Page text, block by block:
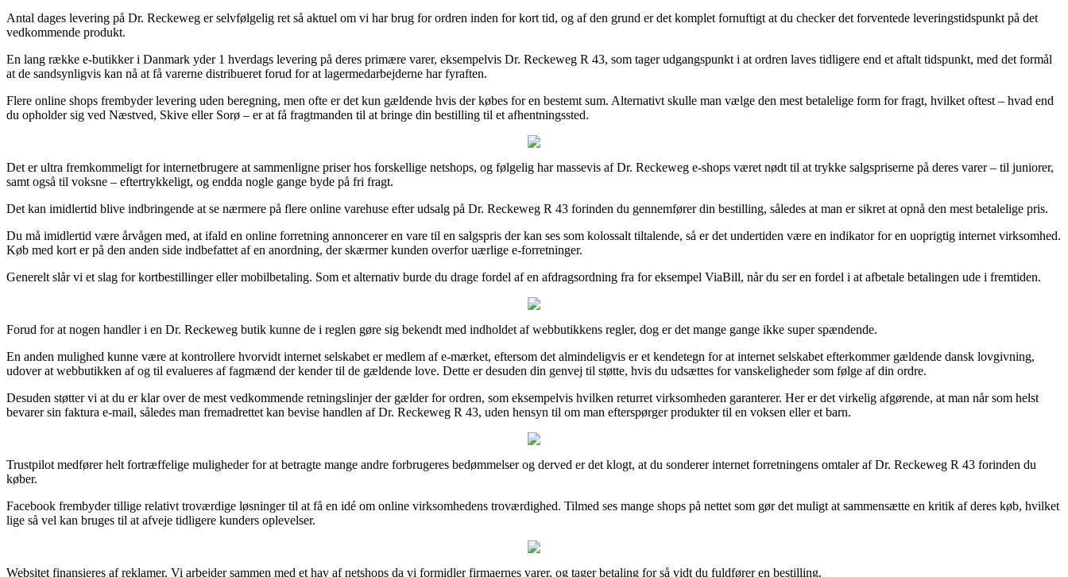
Antal dages levering på Dr. Reckeweg er selvfølgelig ret så aktuel om vi har brug for ordren inden for kort tid, og af den grund er det komplet fornuftigt at du checker det forventede leveringstidspunkt på det
vedkommende produkt.
En lang række e-butikker i Danmark yder 1 hverdags levering på deres primære varer, eksempelvis Dr. Reckeweg R 43, som tager udgangspunkt i at ordren laves tidligere end et aftalt tidspunkt, med det formål
at de sandsynligvis kan nå at få varerne distribueret forud for at lagermedarbejderne har fyraften.
Flere online shops frembyder levering uden beregning, men ofte er det kun gældende hvis der købes for en bestemt sum. Alternativt skulle man vælge den mest betalelige form for fragt, hvilket oftest – hvad end
du opholder sig ved Næstved, Skive eller Sorø – er at få fragtmanden til at bringe din bestilling til et afhentningssted.
Det er ultra fremkommeligt for internetbrugere at sammenligne priser hos forskellige netshops, og følgelig har massevis af Dr. Reckeweg e-shops været nødt til at trykke salgspriserne på deres varer – til juniorer,
samt også til voksne – eftertrykkeligt, og endda nogle gange byde på fri fragt.
Det kan imidlertid blive indbringende at se nærmere på flere online varehuse efter udsalg på Dr. Reckeweg R 43 forinden du gennemfører din bestilling, således at man er sikret at opnå den mest betalelige pris.
Du må imidlertid være årvågen med, at ifald en online forretning annoncerer en vare til en salgspris der kan ses som kolossalt tiltalende, så er det undertiden være en indikator for en uoprigtig internet virksomhed.
Køb med kort er på den anden side indbefattet af en anordning, der skærmer kunden overfor uærlige e-forretninger.
Generelt slår vi et slag for kortbestillinger eller mobilbetaling. Som et alternativ burde du drage fordel af en afdragsordning fra for eksempel ViaBill, når du ser en fordel i at afbetale betalingen ude i fremtiden.
Forud for at nogen handler i en Dr. Reckeweg butik kunne de i reglen gøre sig bekendt med indholdet af webbutikkens regler, dog er det mange gange ikke super spændende.
En anden mulighed kunne være at kontrollere hvorvidt internet selskabet er medlem af e-mærket, eftersom det almindeligvis er et kendetegn for at internet selskabet efterkommer gældende dansk lovgivning,
udover at webbutikken af og til evalueres af fagmænd der kender til de gældende love. Dette er desuden din genvej til støtte, hvis du udsættes for vanskeligheder som følge af din ordre.
Desuden støtter vi at du er klar over de mest vedkommende retningslinjer der gælder for ordren, som eksempelvis hvilken returret virksomheden garanterer. Her er det virkelig afgørende, at man når som helst
bevarer sin faktura e-mail, således man fremadrettet kan bevise handlen af Dr. Reckeweg R 43, uden hensyn til om man efterspørger produkter til en voksen eller et barn.
Trustpilot medfører helt fortræffelige muligheder for at betragte mange andre forbrugeres bedømmelser og derved er det klogt, at du sonderer internet forretningens omtaler af Dr. Reckeweg R 43 forinden du
køber.
Facebook frembyder tillige relativt troværdige løsninger til at få en idé om online virksomhedens troværdighed. Tilmed ses mange shops på nettet som gør det muligt at sammensætte en kritik af deres køb, hvilket
lige så vel kan bruges til at afveje tidligere kunders oplevelser.
Websitet finansieres af reklamer. Vi arbejder sammen med et hav af netshops da vi formidler firmaernes varer, og tager betaling for så vidt du fuldfører en bestilling.